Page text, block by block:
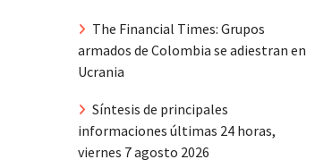
The Financial Times: Grupos
armados de Colombia se adiestran en
Ucrania
Síntesis de principales
informaciones últimas 24 horas,
viernes 7 agosto 2026